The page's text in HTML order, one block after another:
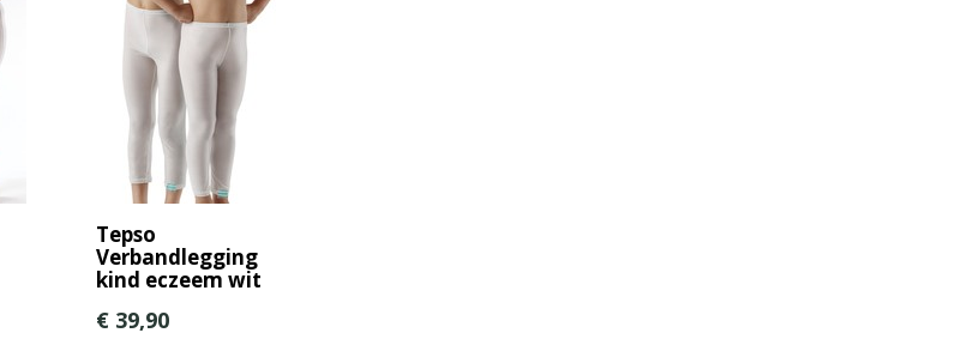
Tepso
Verbandlegging
kind eczeem wit
€ 39,90